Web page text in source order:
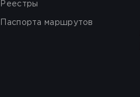
Реестры
Паспорта маршрутов